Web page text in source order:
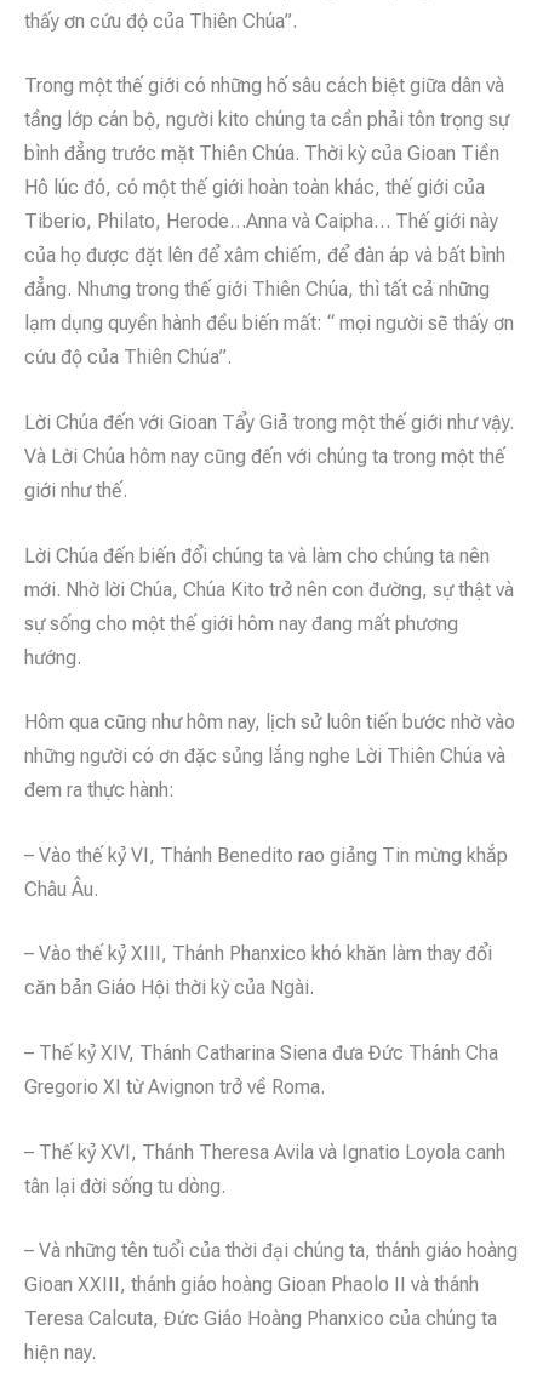
thấy ơn cứu độ của Thiên Chúa”.
Trong một thế giới có những hố sâu cách biệt giữa dân và
tầng lớp cán bộ, người kito chúng ta cần phải tôn trọng sự
bình đẳng trước mặt Thiên Chúa. Thời kỳ của Gioan Tiền
Hô lúc đó, có một thế giới hoàn toàn khác, thế giới của
Tiberio, Philato, Herode…Anna và Caipha… Thế giới này
của họ được đặt lên để xâm chiếm, để đàn áp và bất bình
đẳng. Nhưng trong thế giới Thiên Chúa, thì tất cả những
lạm dụng quyền hành đều biến mất: “ mọi người sẽ thấy ơn
cứu độ của Thiên Chúa”.
Lời Chúa đến với Gioan Tẩy Giả trong một thế giới như vậy.
Và Lời Chúa hôm nay cũng đến với chúng ta trong một thế
giới như thế.
Lời Chúa đến biến đổi chúng ta và làm cho chúng ta nên
mới. Nhờ lời Chúa, Chúa Kito trở nên con đường, sự thật và
sự sống cho một thế giới hôm nay đang mất phương
hướng.
Hôm qua cũng như hôm nay, lịch sử luôn tiến bước nhờ vào
những người có ơn đặc sủng lắng nghe Lời Thiên Chúa và
đem ra thực hành:
– Vào thế kỷ VI, Thánh Benedito rao giảng Tin mừng khắp
Châu Âu.
– Vào thế kỷ XIII, Thánh Phanxico khó khăn làm thay đổi
căn bản Giáo Hội thời kỳ của Ngài.
– Thế kỷ XIV, Thánh Catharina Siena đưa Đức Thánh Cha
Gregorio XI từ Avignon trở về Roma.
– Thế kỷ XVI, Thánh Theresa Avila và Ignatio Loyola canh
tân lại đời sống tu dòng.
– Và những tên tuổi của thời đại chúng ta, thánh giáo hoàng
Gioan XXIII, thánh giáo hoàng Gioan Phaolo II và thánh
Teresa Calcuta, Đức Giáo Hoàng Phanxico của chúng ta
hiện nay.